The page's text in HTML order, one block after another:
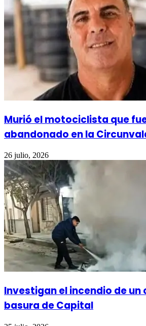
Murió el motociclista que
abandonado en la
26 julio, 2026
Investigan el incendio de
basura de Capital